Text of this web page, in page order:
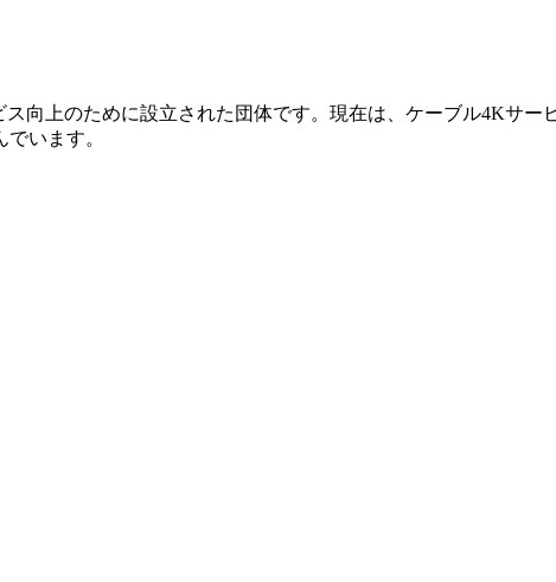
向上のために設立された団体です。現在は、ケーブル4Kサー
います。